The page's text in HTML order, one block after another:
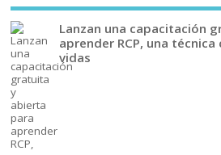
Lanzan una capacitación
aprender RCP, una
vidas